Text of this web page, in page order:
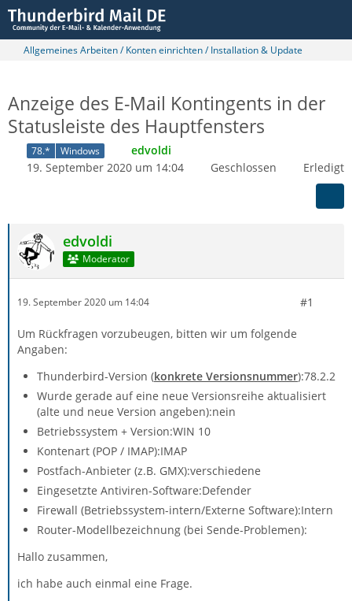
Allgemeines Arbeiten / Konten einrichten / Installation & Update
Anzeige des E-Mail Kontingents in der
Statusleiste des Hauptfensters
78.* Windows
edvoldi
19. September 2020 um 14:04
Geschlossen Erledigt
edvoldi
Moderator
19. September 2020 um 14:04 #1
Um Rückfragen vorzubeugen, bitten wir um folgende
Angaben:
Thunderbird-Version (konkrete Versionsnummer):78.2.2
Wurde gerade auf eine neue Versionsreihe aktualisiert
(alte und neue Version angeben):nein
Betriebssystem + Version:WIN 10
Kontenart (POP / IMAP):IMAP
Postfach-Anbieter (z.B. GMX):verschiedene
Eingesetzte Antiviren-Software:Defender
Firewall (Betriebssystem-intern/Externe Software):Intern
Router-Modellbezeichnung (bei Sende-Problemen):
Hallo zusammen,
ich habe auch einmal eine Frage.